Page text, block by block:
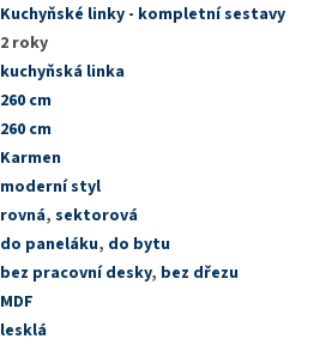
Kuchyňské linky - kompletní sestavy
2 roky
kuchyňská linka
260 cm
260 cm
Karmen
moderní styl
rovná, sektorová
do paneláku, do bytu
bez pracovní desky, bez dřezu
MDF
lesklá